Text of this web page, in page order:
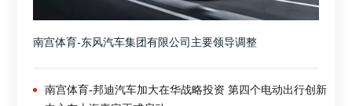
南宫体育-东风汽车集团有限公司主要领导调整
南宫体育-邦迪汽车加大在华战略投资 第四个电动出行创新